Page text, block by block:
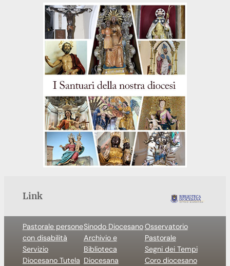
Link
Pastorale persone
con disabilità
Servizio
Diocesano Tutela
Sinodo Diocesano
Archivio e
Biblioteca
Diocesana
Osservatorio
Pastorale
Segni dei Tempi
Coro diocesano